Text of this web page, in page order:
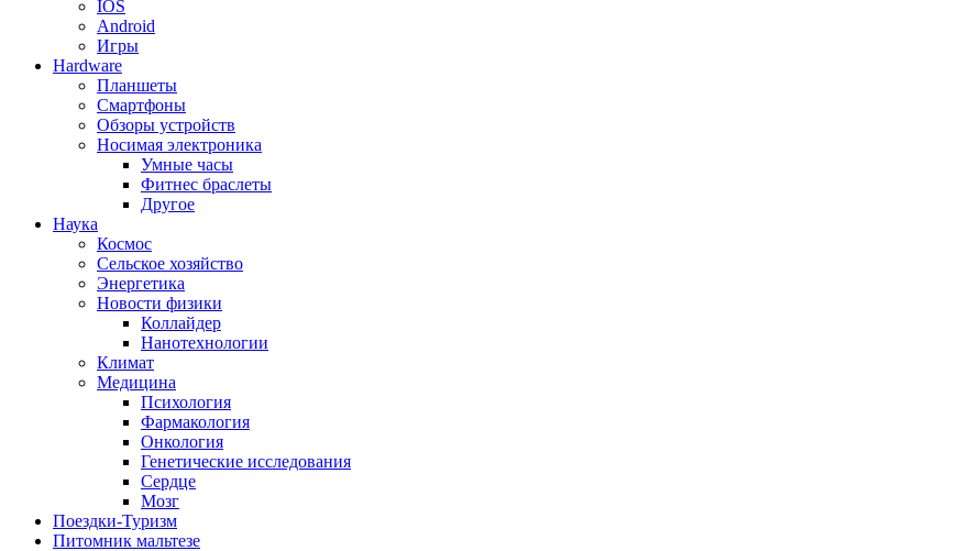
IOS
Android
Игры
Hardware
Планшеты
Смартфоны
Обзоры устройств
Носимая электроника
Умные часы
Фитнес браслеты
Другое
Наука
Космос
Сельское хозяйство
Энергетика
Новости физики
Коллайдер
Нанотехнологии
Климат
Медицина
Психология
Фармакология
Онкология
Генетические исследования
Сердце
Мозг
Поездки-Туризм
Питомник мальтезе